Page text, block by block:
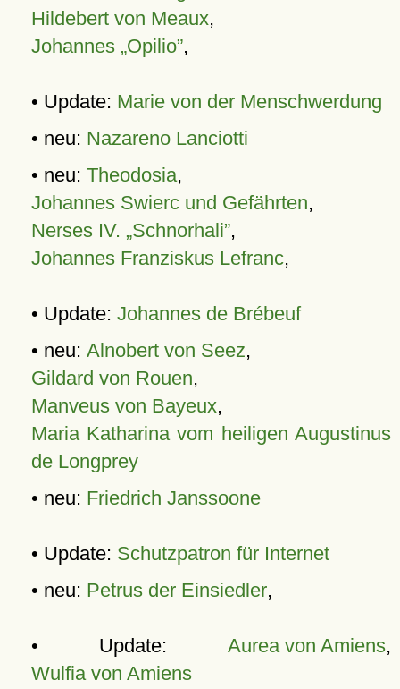
Hildebert von Meaux,
Johannes „Opilio”,
• Update: Marie von der Menschwerdung
• neu: Nazareno Lanciotti
• neu: Theodosia,
Johannes Swierc und Gefährten,
Nerses IV. „Schnorhali”,
Johannes Franziskus Lefranc,
• Update: Johannes de Brébeuf
• neu: Alnobert von Seez,
Gildard von Rouen,
Manveus von Bayeux,
Maria Katharina vom heiligen Augustinus
de Longprey
• neu: Friedrich Janssoone
• Update: Schutzpatron für Internet
• neu: Petrus der Einsiedler,
• Update: Aurea von Amiens,
Wulfia von Amiens